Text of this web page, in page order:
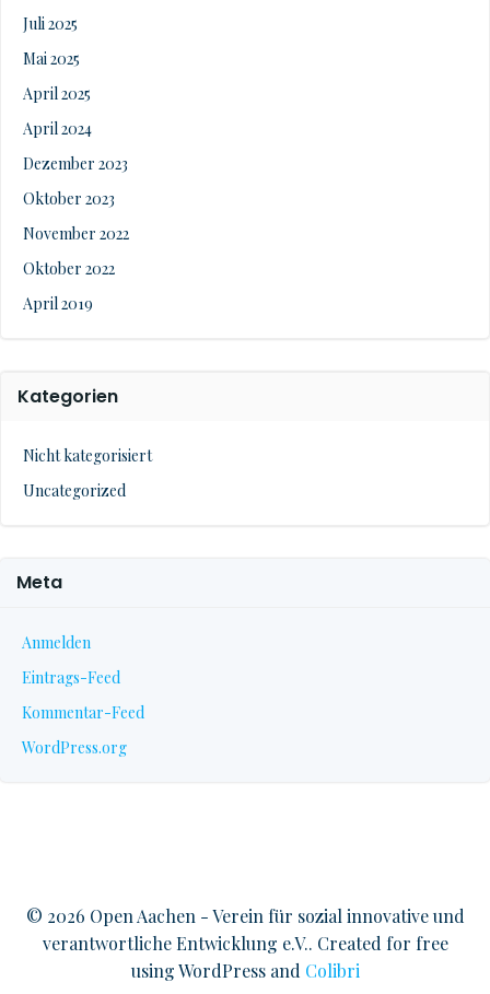
Juli 2025
Mai 2025
April 2025
April 2024
Dezember 2023
Oktober 2023
November 2022
Oktober 2022
April 2019
Kategorien
Nicht kategorisiert
Uncategorized
Meta
Anmelden
Eintrags-Feed
Kommentar-Feed
WordPress.org
© 2026 Open Aachen - Verein für sozial innovative und
verantwortliche Entwicklung e.V.. Created for free
using WordPress and Colibri